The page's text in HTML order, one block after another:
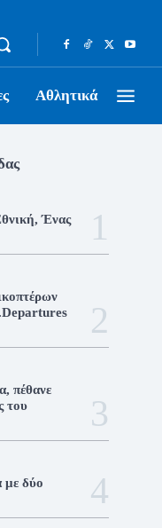
Αθλητικά
Ένας
πέθανε
του
με δύο